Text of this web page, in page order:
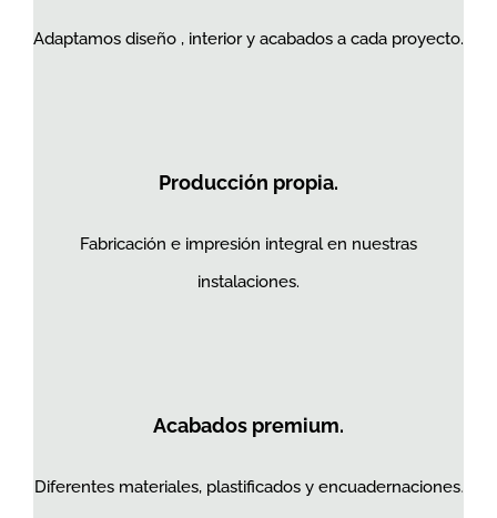
Adaptamos diseño , interior y acabados a cada proyecto.
Producción propia.
Fabricación e impresión integral en nuestras
instalaciones.
Acabados premium.
Diferentes materiales, plastificados y encuadernaciones.